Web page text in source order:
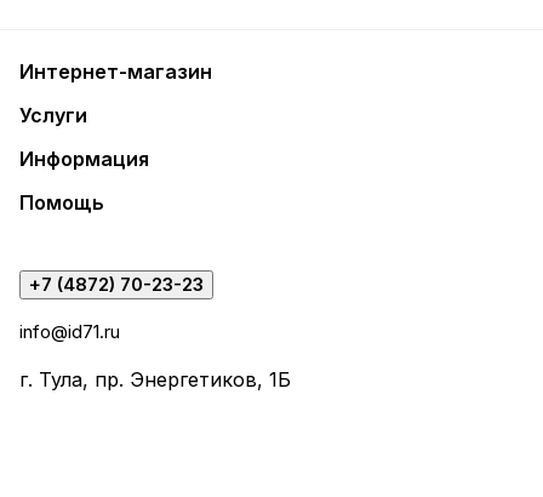
Интернет-магазин
Услуги
Информация
Помощь
+7 (4872) 70-23-23
info@id71.ru
г. Тула, пр. Энергетиков, 1Б